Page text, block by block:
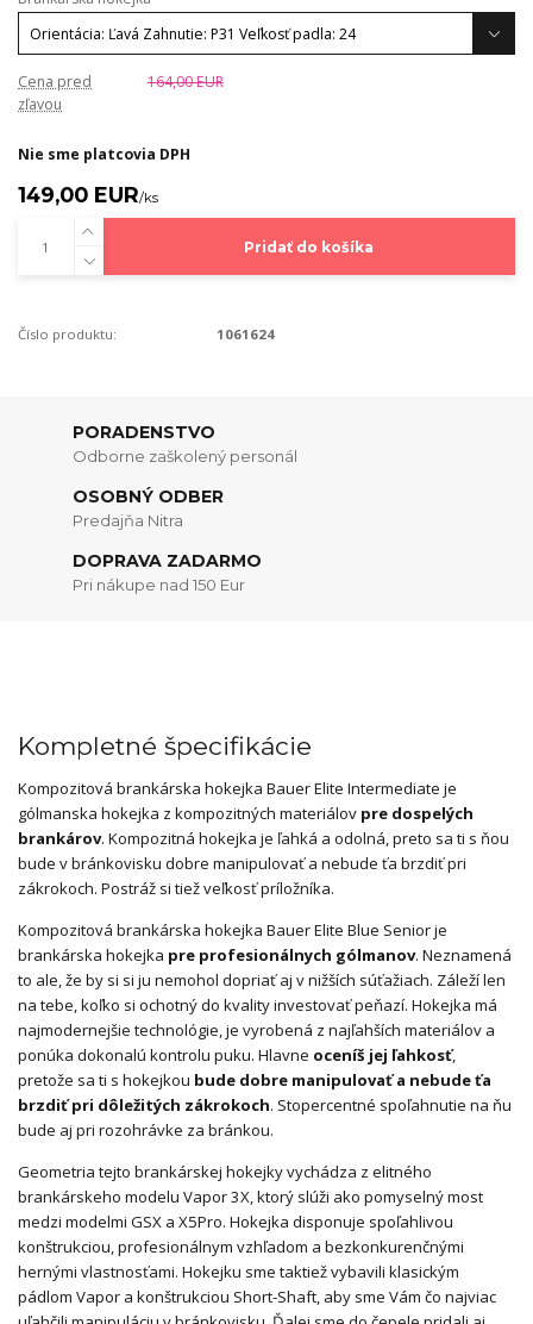
Cena pred
zľavou
164,00 EUR
Nie sme platcovia DPH
149,00 EUR/ks
Pridať do košíka
Číslo produktu: 1061624
PORADENSTVO
Odborne zaškolený personál
OSOBNÝ ODBER
Predajňa Nitra
DOPRAVA ZADARMO
Pri nákupe nad 150 Eur
Kompletné špecifikácie
Kompozitová brankárska hokejka Bauer Elite Intermediate je
gólmanska hokejka z kompozitných materiálov pre dospelých
brankárov. Kompozitná hokejka je ľahká a odolná, preto sa ti s ňou
bude v bránkovisku dobre manipulovať a nebude ťa brzdiť pri
zákrokoch. Postráž si tiež veľkosť príložníka.
Kompozitová brankárska hokejka Bauer Elite Blue Senior je
brankárska hokejka pre profesionálnych gólmanov. Neznamená
to ale, že by si si ju nemohol dopriať aj v nižších súťažiach. Záleží len
na tebe, koľko si ochotný do kvality investovať peňazí. Hokejka má
najmodernejšie technológie, je vyrobená z najľahších materiálov a
ponúka dokonalú kontrolu puku. Hlavne oceníš jej ľahkosť,
pretože sa ti s hokejkou bude dobre manipulovať a nebude ťa
brzdiť pri dôležitých zákrokoch. Stopercentné spoľahnutie na ňu
bude aj pri rozohrávke za bránkou.
Geometria tejto brankárskej hokejky vychádza z elitného
brankárskeho modelu Vapor 3X, ktorý slúži ako pomyselný most
medzi modelmi GSX a X5Pro. Hokejka disponuje spoľahlivou
konštrukciou, profesionálnym vzhľadom a bezkonkurenčnými
hernými vlastnosťami. Hokejku sme taktiež vybavili klasickým
pádlom Vapor a konštrukciou Short-Shaft, aby sme Vám čo najviac